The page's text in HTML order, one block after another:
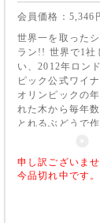
会員価格： 5,346
世界一を取った
ラン!! 世界で1社
い、2012年ロン
ピック公式ワイ
オリンピックの
れた木から毎年
とれるぶどうで
申し訳ございま
今品切れ中です。